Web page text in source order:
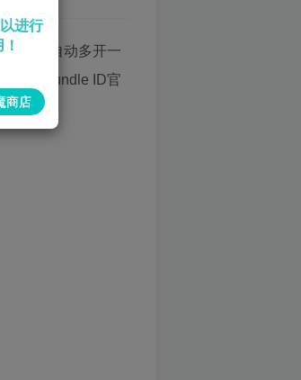
装后会自动多开一
依据Bundle ID官
进行
商店